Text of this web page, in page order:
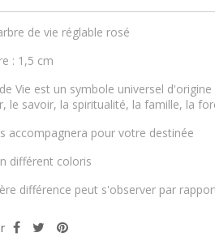
de vie réglable rosé
: 1,5 cm
Vie est un symbole universel
le savoir, la spiritualité, la famille, la
accompagnera pour votre destinée
différent coloris
différence peut s'observer par